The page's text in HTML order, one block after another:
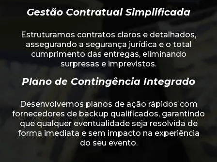
Gestão Contratual Simplificada
Estruturamos contratos claros e detalhados,
assegurando a segurança jurídica e o total
cumprimento das entregas, eliminando
surpresas e imprevistos.
Plano de Contingência Integrado
Desenvolvemos planos de ação rápidos com
fornecedores de backup qualificados, garantindo
que qualquer eventualidade seja resolvida de
forma imediata e sem impacto na experiência
do seu evento.